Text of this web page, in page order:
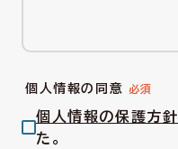
個人情報の同意
個人情報の保護方針
た。